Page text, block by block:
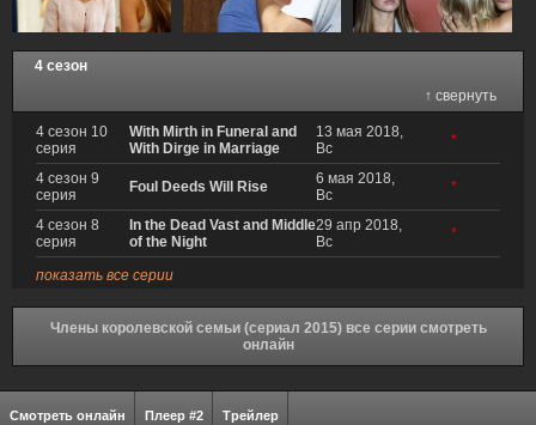
4 сезон
↑ свернуть
4 сезон 10
серия
With Mirth in Funeral and
With Dirge in Marriage
13 мая 2018,
Вс
*
4 сезон 9
серия
Foul Deeds Will Rise
6 мая 2018,
Вс
*
4 сезон 8
серия
In the Dead Vast and Middle
of the Night
29 апр 2018,
Вс
*
показать все серии
Члены королевской семьи (сериал 2015) все серии смотреть
онлайн
Смотреть онлайн Плеер #2 Трейлер